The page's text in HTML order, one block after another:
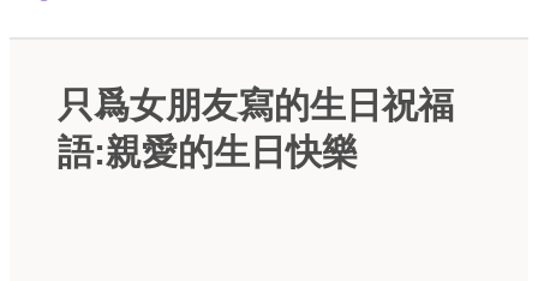
只爲女朋友寫的生日祝福
語:親愛的生日快樂